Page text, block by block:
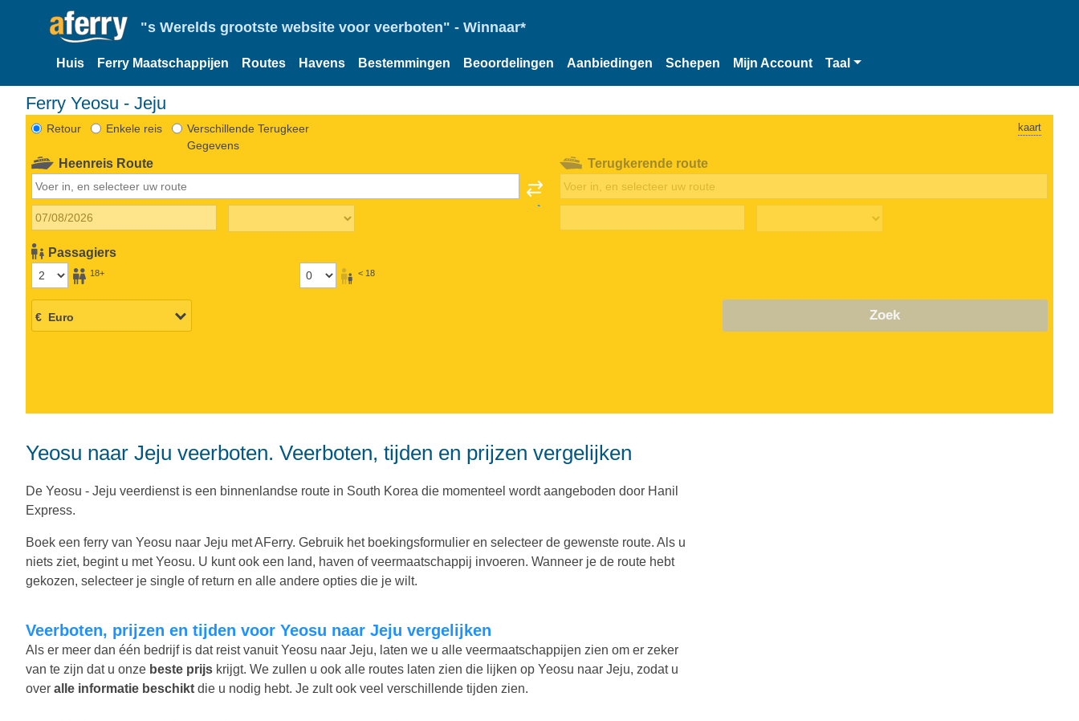
"s Werelds grootste website voor veerboten" - Winnaar*
Huis Ferry Maatschappijen Routes Havens Bestemmingen Beoordelingen Aanbiedingen Schepen Mijn Account Taal
Ferry Yeosu - Jeju
Retour Enkele reis
Verschillende Terugkeer
Gegevens
kaart
Heenreis Route
Passagiers
18+ < 18
Terugkerende route
Zoek
Yeosu naar Jeju veerboten. Veerboten, tijden en prijzen vergelijken
De Yeosu - Jeju veerdienst is een binnenlandse route in South Korea die momenteel wordt aangeboden door Hanil
Express.
Boek een ferry van Yeosu naar Jeju met AFerry. Gebruik het boekingsformulier en selecteer de gewenste route. Als u
niets ziet, begint u met Yeosu. U kunt ook een land, haven of veermaatschappij invoeren. Wanneer je de route hebt
gekozen, selecteer je single of return en alle andere opties die je wilt.
Veerboten, prijzen en tijden voor Yeosu naar Jeju vergelijken
Als er meer dan één bedrijf is dat reist vanuit Yeosu naar Jeju, laten we u alle veermaatschappijen zien om er zeker
van te zijn dat u onze beste prijs krijgt. We zullen u ook alle routes laten zien die lijken op Yeosu naar Jeju, zodat u
over alle informatie beschikt die u nodig hebt. Je zult ook veel verschillende tijden zien.